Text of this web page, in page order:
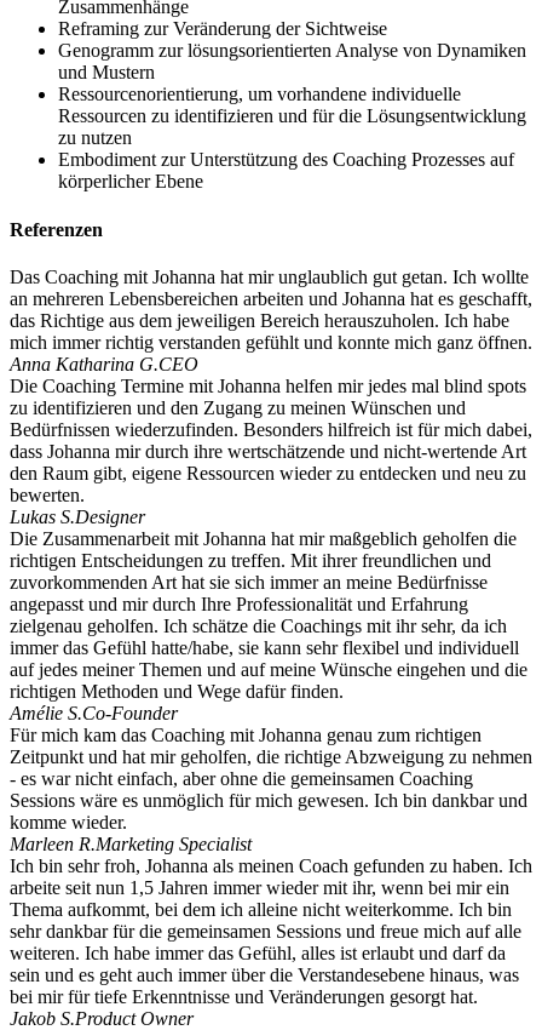
Zusammenhänge
Reframing zur Veränderung der Sichtweise
Genogramm zur lösungsorientierten Analyse von Dynamiken
und Mustern
Ressourcenorientierung, um vorhandene individuelle
Ressourcen zu identifizieren und für die Lösungsentwicklung
zu nutzen
Embodiment zur Unterstützung des Coaching Prozesses auf
körperlicher Ebene
Referenzen
Das Coaching mit Johanna hat mir unglaublich gut getan. Ich wollte
an mehreren Lebensbereichen arbeiten und Johanna hat es geschafft,
das Richtige aus dem jeweiligen Bereich herauszuholen. Ich habe
mich immer richtig verstanden gefühlt und konnte mich ganz öffnen.
Anna Katharina G.CEO
Die Coaching Termine mit Johanna helfen mir jedes mal blind spots
zu identifizieren und den Zugang zu meinen Wünschen und
Bedürfnissen wiederzufinden. Besonders hilfreich ist für mich dabei,
dass Johanna mir durch ihre wertschätzende und nicht-wertende Art
den Raum gibt, eigene Ressourcen wieder zu entdecken und neu zu
bewerten.
Lukas S.Designer
Die Zusammenarbeit mit Johanna hat mir maßgeblich geholfen die
richtigen Entscheidungen zu treffen. Mit ihrer freundlichen und
zuvorkommenden Art hat sie sich immer an meine Bedürfnisse
angepasst und mir durch Ihre Professionalität und Erfahrung
zielgenau geholfen. Ich schätze die Coachings mit ihr sehr, da ich
immer das Gefühl hatte/habe, sie kann sehr flexibel und individuell
auf jedes meiner Themen und auf meine Wünsche eingehen und die
richtigen Methoden und Wege dafür finden.
Amélie S.Co-Founder
Für mich kam das Coaching mit Johanna genau zum richtigen
Zeitpunkt und hat mir geholfen, die richtige Abzweigung zu nehmen
- es war nicht einfach, aber ohne die gemeinsamen Coaching
Sessions wäre es unmöglich für mich gewesen. Ich bin dankbar und
komme wieder.
Marleen R.Marketing Specialist
Ich bin sehr froh, Johanna als meinen Coach gefunden zu haben. Ich
arbeite seit nun 1,5 Jahren immer wieder mit ihr, wenn bei mir ein
Thema aufkommt, bei dem ich alleine nicht weiterkomme. Ich bin
sehr dankbar für die gemeinsamen Sessions und freue mich auf alle
weiteren. Ich habe immer das Gefühl, alles ist erlaubt und darf da
sein und es geht auch immer über die Verstandesebene hinaus, was
bei mir für tiefe Erkenntnisse und Veränderungen gesorgt hat.
Jakob S.Product Owner